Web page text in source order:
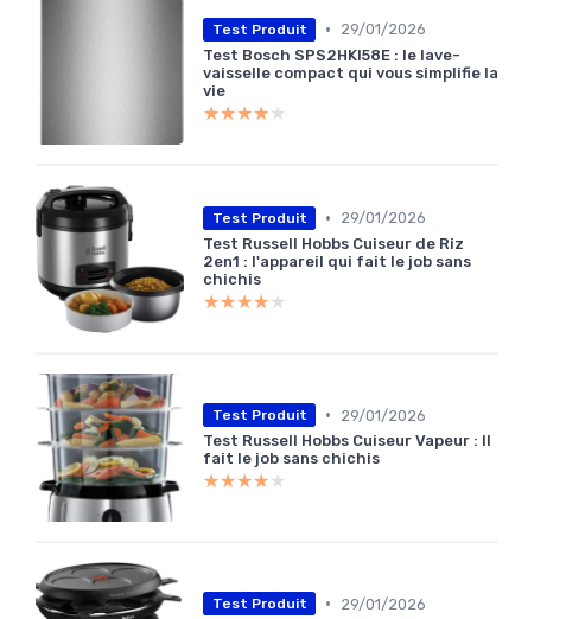
Test Produit •
29/01/2026
Test Bosch SPS2HKI58E : le lave-
vaisselle compact qui vous simplifie la
vie
★★★★★
★★★★★
Test Produit •
29/01/2026
Test Russell Hobbs Cuiseur de Riz
2en1 : l'appareil qui fait le job sans
chichis
★★★★★
★★★★★
Test Produit •
29/01/2026
Test Russell Hobbs Cuiseur Vapeur : Il
fait le job sans chichis
★★★★★
★★★★★
Test Produit •
29/01/2026